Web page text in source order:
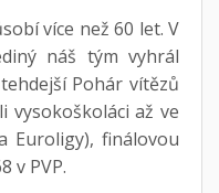
více než 60 let. V
náš tým vyhrál
Pohár vítězů
vysokoškoláci až ve
Euroligy), finálovou
v PVP.